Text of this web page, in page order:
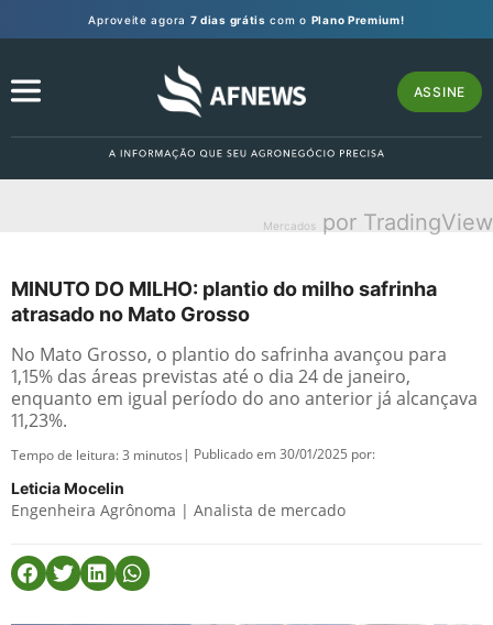
Aproveite agora 7 dias grátis com o Plano Premium!
ASSINE
Mercados por TradingView
MINUTO DO MILHO: plantio do milho safrinha
atrasado no Mato Grosso
No Mato Grosso, o plantio do safrinha avançou para
1,15% das áreas previstas até o dia 24 de janeiro,
enquanto em igual período do ano anterior já alcançava
11,23%.
Tempo de leitura:3 minutos | Publicado em 30/01/2025 por:
Leticia Mocelin
Engenheira Agrônoma | Analista de mercado